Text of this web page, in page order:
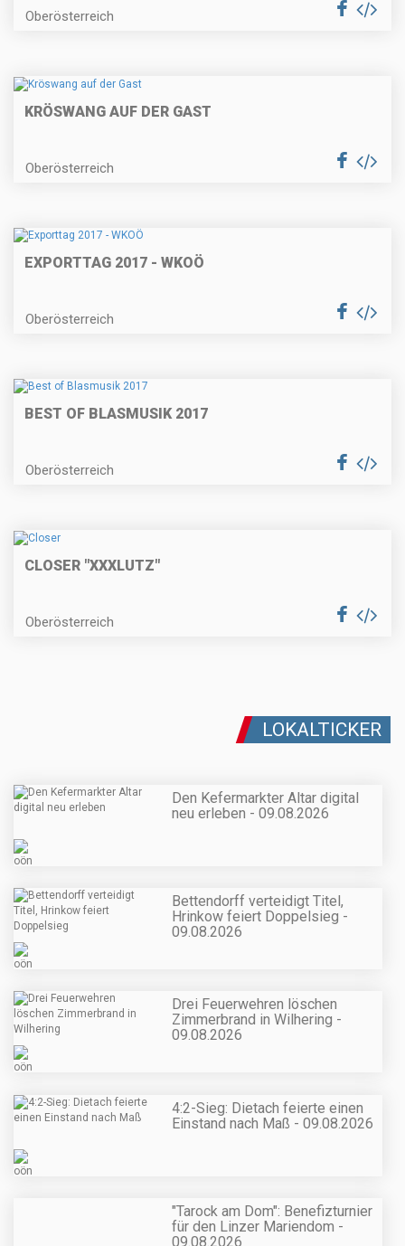
Oberösterreich
KRÖSWANG AUF DER GAST
Oberösterreich
EXPORTTAG 2017 - WKOÖ
Oberösterreich
BEST OF BLASMUSIK 2017
Oberösterreich
CLOSER "XXXLUTZ"
Oberösterreich
LOKALTICKER
Den Kefermarkter Altar digital
neu erleben - 09.08.2026
Bettendorff verteidigt Titel,
Hrinkow feiert Doppelsieg -
09.08.2026
Drei Feuerwehren löschen
Zimmerbrand in Wilhering -
09.08.2026
4:2-Sieg: Dietach feierte einen
Einstand nach Maß - 09.08.2026
"Tarock am Dom": Benefizturnier
für den Linzer Mariendom -
09.08.2026